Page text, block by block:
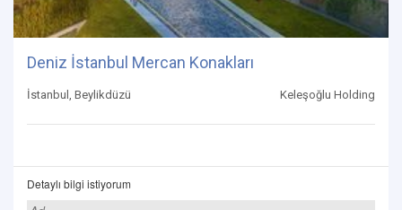
Deniz İstanbul Mercan Konakları
İstanbul, Beylikdüzü Keleşoğlu Holding
Detaylı bilgi istiyorum